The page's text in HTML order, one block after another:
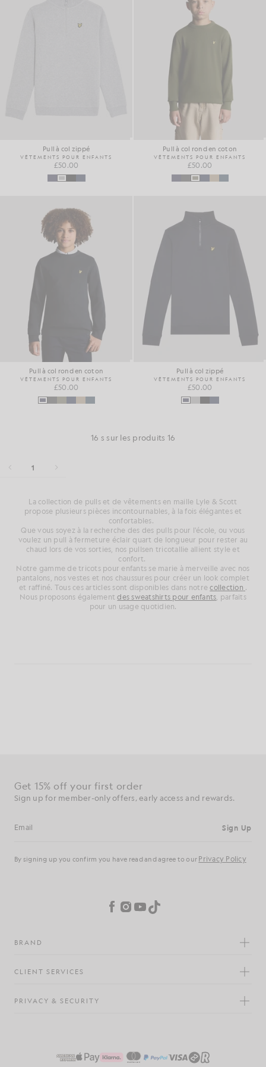
Pull à col zippé
VÊTEMENTS POUR ENFANTS
£50.00
Pull à col rond en coton
VÊTEMENTS POUR ENFANTS
£50.00
Pull à col rond en coton
VÊTEMENTS POUR ENFANTS
£50.00
Pull à col zippé
VÊTEMENTS POUR ENFANTS
£50.00
16 s sur les produits 16
1
La collection de pulls et de vêtements en maille Lyle & Scott
propose plusieurs pièces incontournables, à la fois élégantes et
confortables.
Que vous soyez à la recherche des des pulls pour l'école, ou vous
voulez un pull à fermeture éclair quart de longueur pour rester au
chaud lors de vos sorties, nos pullsen tricotallie allient style et
confort.
Notre gamme de tricots pour enfants se marie à merveille avec nos
pantalons, nos vestes et nos chaussures pour créer un look complet
et raffiné. Tous ces articles sont disponibles dans notre collection .
Nous proposons égalementdes sweatshirts pour enfants , parfaits
pour un usage quotidien.
membres, d'un accès en avant-première et de récompenses.
Adresse e-mail
confidentialité
Facebook
Instagram
YouTube
TikTok
MARQUE
SERVICE CLIENTÈLE
CONFIDENTIALITÉ ET SÉCURITÉ